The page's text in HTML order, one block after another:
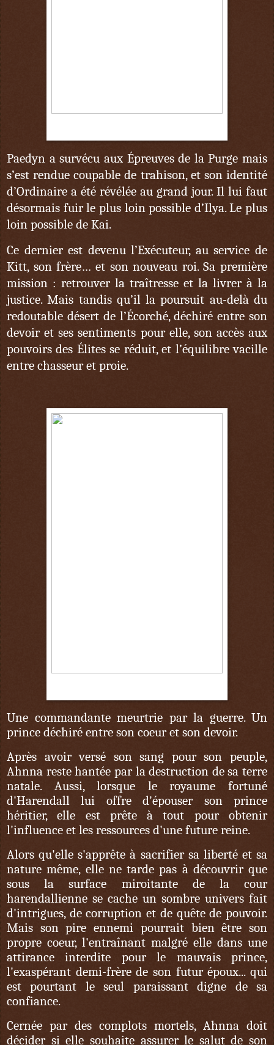
Paedyn a survécu aux Épreuves de la Purge mais
s’est rendue coupable de trahison, et son identité
d’Ordinaire a été révélée au grand jour. Il lui faut
désormais fuir le plus loin possible d’Ilya. Le plus
loin possible de Kai.
Ce dernier est devenu l’Exécuteur, au service de
Kitt, son frère… et son nouveau roi. Sa première
mission : retrouver la traîtresse et la livrer à la
justice. Mais tandis qu’il la poursuit au-delà du
redoutable désert de l’Écorché, déchiré entre son
devoir et ses sentiments pour elle, son accès aux
pouvoirs des Élites se réduit, et l’équilibre vacille
entre chasseur et proie.
Une commandante meurtrie par la guerre. Un
prince déchiré entre son coeur et son devoir.
Après avoir versé son sang pour son peuple,
Ahnna reste hantée par la destruction de sa terre
natale. Aussi, lorsque le royaume fortuné
d'Harendall lui offre d'épouser son prince
héritier, elle est prête à tout pour obtenir
l'influence et les ressources d'une future reine.
Alors qu'elle s'apprête à sacrifier sa liberté et sa
nature même, elle ne tarde pas à découvrir que
sous la surface miroitante de la cour
harendallienne se cache un sombre univers fait
d'intrigues, de corruption et de quête de pouvoir.
Mais son pire ennemi pourrait bien être son
propre coeur, l'entraînant malgré elle dans une
attirance interdite pour le mauvais prince,
l'exaspérant demi-frère de son futur époux... qui
est pourtant le seul paraissant digne de sa
confiance.
Cernée par des complots mortels, Ahnna doit
décider si elle souhaite assurer le salut de son